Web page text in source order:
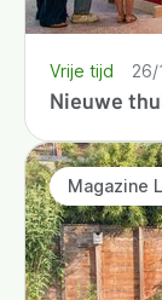
Nieuwe
Vrije tijd 26/
Magazine